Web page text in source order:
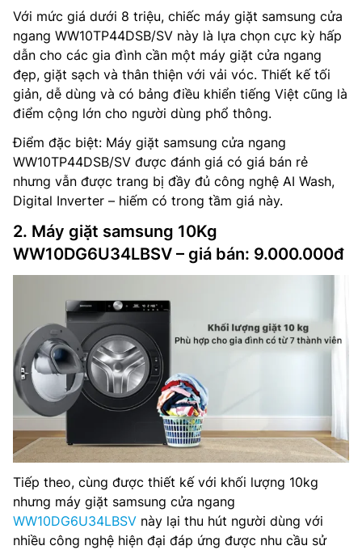
Với mức giá dưới 8 triệu, chiếc máy giặt samsung cửa
ngang WW10TP44DSB/SV này là lựa chọn cực kỳ hấp
dẫn cho các gia đình cần một máy giặt cửa ngang
đẹp, giặt sạch và thân thiện với vải vóc. Thiết kế tối
giản, dễ dùng và có bảng điều khiển tiếng Việt cũng là
điểm cộng lớn cho người dùng phổ thông.
Điểm đặc biệt: Máy giặt samsung cửa ngang
WW10TP44DSB/SV được đánh giá có giá bán rẻ
nhưng vẫn được trang bị đầy đủ công nghệ AI Wash,
Digital Inverter – hiếm có trong tầm giá này.
2. Máy giặt samsung 10Kg
WW10DG6U34LBSV – giá bán: 9.000.000đ
Tiếp theo, cùng được thiết kế với khối lượng 10kg
nhưng máy giặt samsung cửa ngang
WW10DG6U34LBSV này lại thu hút người dùng với
nhiều công nghệ hiện đại đáp ứng được nhu cầu sử